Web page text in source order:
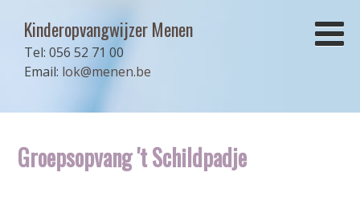
Kinderopvangwijzer Menen
Tel: 056 52 71 00
Email: lok@menen.be
Groepsopvang 't Schildpadje